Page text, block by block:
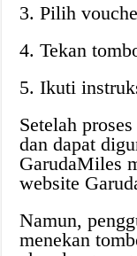
3. Pilih
4. Tekan
5. Ikuti
Setelah
dan dapat
GarudaMiles
website
Namun,
menekan